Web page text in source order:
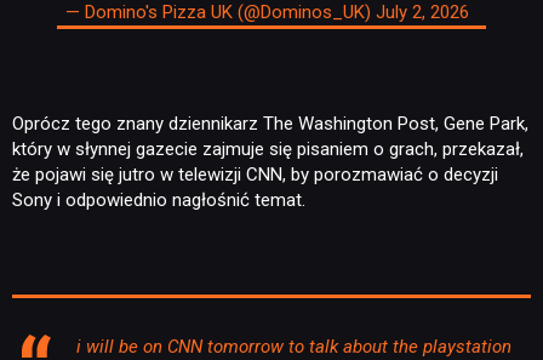
— Domino's Pizza UK (@Dominos_UK)July 2, 2026
Oprócz tego znany dziennikarz The Washington Post, Gene Park,
który w słynnej gazecie zajmuje się pisaniem o grach, przekazał,
że pojawi się jutro w telewizji CNN, by porozmawiać o decyzji
Sony i odpowiednio nagłośnić temat.
i will be on CNN tomorrow to talk about the playstation